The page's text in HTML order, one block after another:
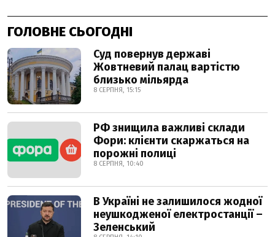
ГОЛОВНЕ СЬОГОДНІ
Суд повернув державі
Жовтневий палац вартістю
близько мільярда
8 СЕРПНЯ, 15:15
РФ знищила важливі склади
Фори: клієнти скаржаться на
порожні полиці
8 СЕРПНЯ, 10:40
В Україні не залишилося жодної
неушкодженої електростанції –
Зеленський